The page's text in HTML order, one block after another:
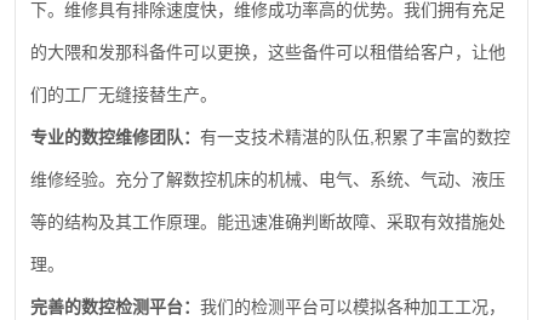
下。维修具有排除速度快，维修成功率高的优势。我们拥有充足
的大隈和发那科备件可以更换，这些备件可以租借给客户，让他
们的工厂无缝接替生产。
专业的数控维修团队： 有一支技术精湛的队伍 ,积累了丰富的数控
维修经验。充分了解数控机床的机械、电气、系统、气动、液压
等的结构及其工作原理。能迅速准确判断故障、采取有效措施处
理。
完善的数控检测平台： 我们的检测平台可以模拟各种加工工况，